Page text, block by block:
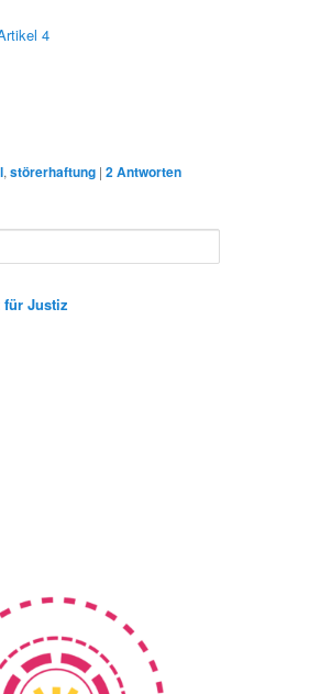
4
,störerhaftung |2Antworten
für Justiz